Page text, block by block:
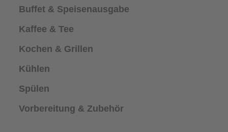
Buffet & Speisenausgabe
Kaffee & Tee
Kochen & Grillen
Kühlen
Spülen
Vorbereitung & Zubehör